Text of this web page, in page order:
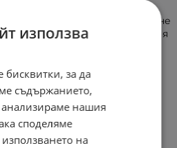
изработен от
и устойчиво на надраскване
уплътнява лещата и я
и закалено стъкло
върху обектива
използва
бисквитки, за да
съдържанието,
анализираме нашия
споделяме
на